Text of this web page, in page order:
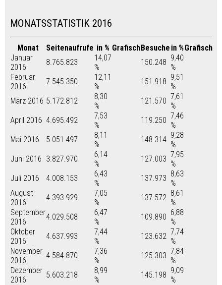
MONATSSTATISTIK 2016
Monat Seitenaufrufe in % GrafischBesuche in %Grafisch
Januar
2016
8.765.823
14,07
%
150.248 9,40
%
Februar
2016
7.545.350
12,11
%
151.918 9,51
%
März 2016 5.172.812
8,30
%
121.570 7,61
%
April 2016 4.695.492
7,53
%
119.250 7,46
%
Mai 2016
5.051.497
8,11
%
148.314 9,28
%
Juni 2016 3.827.970
6,14
%
127.003 7,95
%
Juli 2016
4.008.153
6,43
%
137.973 8,63
%
August
2016
4.393.929
7,05
%
137.572 8,61
%
September
2016
4.029.508
6,47
%
109.890 6,88
%
Oktober
2016
4.637.993
7,44
%
123.632 7,74
%
November
2016
4.584.870
7,36
%
125.303 7,84
%
Dezember
2016
5.603.218
8,99
%
145.198 9,09
%